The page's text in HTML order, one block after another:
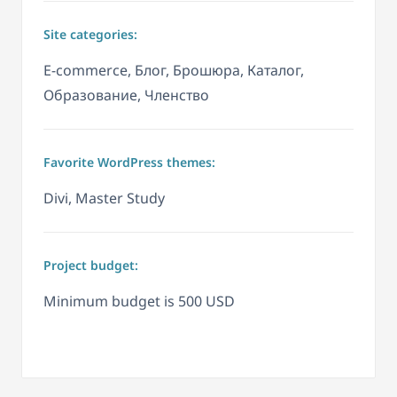
Site categories:
E-commerce, Блог, Брошюра, Каталог,
Образование, Членство
Favorite WordPress themes:
Divi, Master Study
Project budget:
Minimum budget is 500 USD